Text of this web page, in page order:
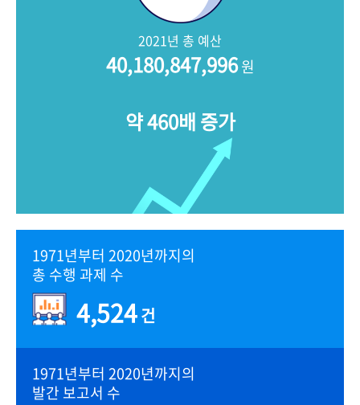
2021년 총 예산
40,180,847,996원
약 460배 증가
1971년부터 2020년까지의
총 수행 과제 수
4,524건
1971년부터 2020년까지의
발간 보고서 수